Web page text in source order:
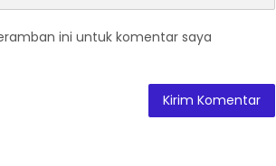
ini untuk komentar saya